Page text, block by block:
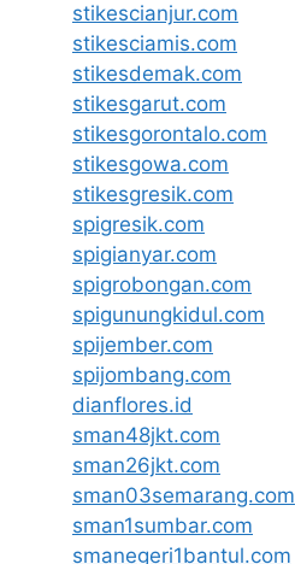
stikescianjur.com
stikesciamis.com
stikesdemak.com
stikesgarut.com
stikesgorontalo.com
stikesgowa.com
stikesgresik.com
spigresik.com
spigianyar.com
spigrobongan.com
spigunungkidul.com
spijember.com
spijombang.com
dianflores.id
sman48jkt.com
sman26jkt.com
sman03semarang.com
sman1sumbar.com
smanegeri1bantul.com